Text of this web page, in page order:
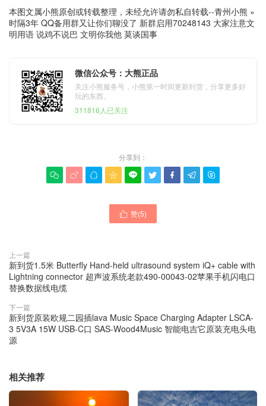
本图文属小熊原创或转载整理，未经允许请勿私自转载--青州小熊 »
时隔3年 QQ备用群又让你们聊没了 新群启用70248143 大家注意文
明用语 说鸡不说巴 文明你我他 莫谈国事
微信公众号：大熊正品
关注小熊服务号，小熊第一时间更新到货，分享更多好
玩的东西。
311816人已关注
分享到：
        
 赞(5)
上一篇
新到货1.5米 Butterfly Hand-held ultrasound system iQ+ cable with
Lightning connector 超声波系统老款490-00043-02苹果手机闪电口
替换数据线电缆
下一篇
新到货原装欧规二园插lava Music Space Charging Adapter LSCA-
3 5V3A 15W USB-C口 SAS-Wood4Music 智能电吉它原装充电头电
源
相关推荐